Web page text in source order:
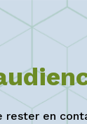
rester en